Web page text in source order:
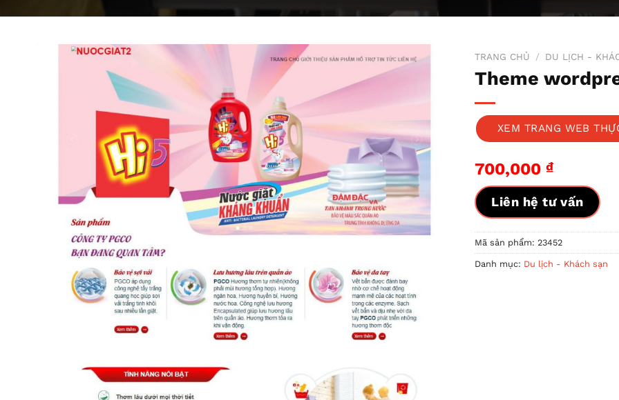
TRANG CHỦ / DU LỊCH -
Theme
XEM TRANG WEB
700,000 ₫
Liên hệ tư vấn
Mã sản phẩm: 23452
Danh mục: Du lịch - Khách sạn